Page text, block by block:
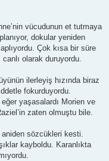
vücudunun et tutmaya
dokular yeniden
Çok kısa bir süre
olarak duruyordu.
ilerleyiş hızında biraz
fokurduyordu.
yaşasalardı Morien ve
zaten olmuştu bile.
aniden sözcükleri kesti.
kayboldu. Karanlıkta